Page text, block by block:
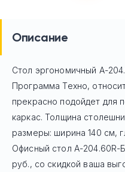
Описание
Стол эргономичный А-
Программа Техно,
прекрасно подойдет для
каркас. Толщина
размеры: ширина 140 см,
Офисный стол А-204.60R-
руб., со скидкой ваша